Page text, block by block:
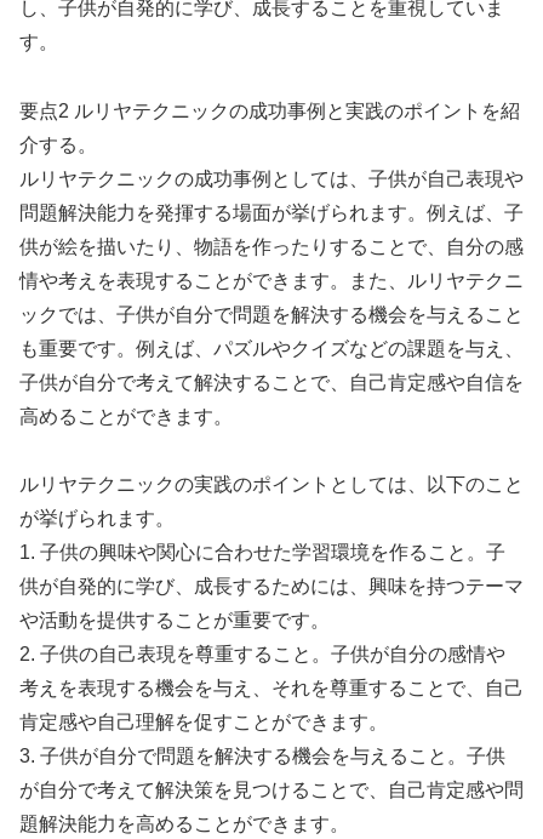
し、子供が自発的に学び、成長することを重視していま
す。
要点2 ルリヤテクニックの成功事例と実践のポイントを紹
介する。
ルリヤテクニックの成功事例としては、子供が自己表現や
問題解決能力を発揮する場面が挙げられます。例えば、子
供が絵を描いたり、物語を作ったりすることで、自分の感
情や考えを表現することができます。また、ルリヤテクニ
ックでは、子供が自分で問題を解決する機会を与えること
も重要です。例えば、パズルやクイズなどの課題を与え、
子供が自分で考えて解決することで、自己肯定感や自信を
高めることができます。
ルリヤテクニックの実践のポイントとしては、以下のこと
が挙げられます。
1. 子供の興味や関心に合わせた学習環境を作ること。子
供が自発的に学び、成長するためには、興味を持つテーマ
や活動を提供することが重要です。
2. 子供の自己表現を尊重すること。子供が自分の感情や
考えを表現する機会を与え、それを尊重することで、自己
肯定感や自己理解を促すことができます。
3. 子供が自分で問題を解決する機会を与えること。子供
が自分で考えて解決策を見つけることで、自己肯定感や問
題解決能力を高めることができます。